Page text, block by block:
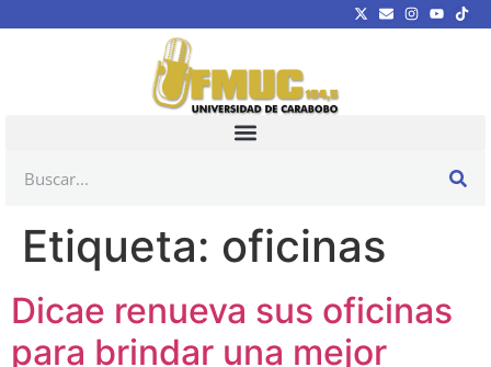
Etiqueta: oficinas
Dicae renueva sus oficinas
para brindar una mejor